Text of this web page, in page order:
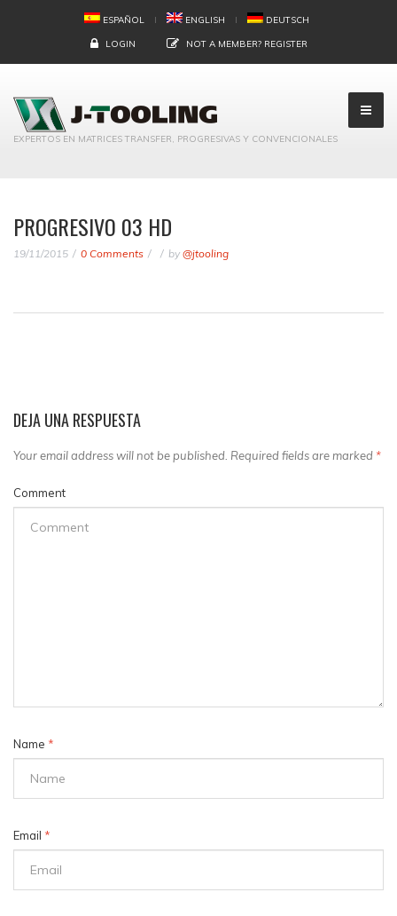
ESPAÑOL ENGLISH DEUTSCH
LOGIN NOT A MEMBER? REGISTER
EXPERTOS EN MATRICES TRANSFER, PROGRESIVAS Y CONVENCIONALES
PROGRESIVO 03 HD
19/11/2015 0 Comments by @jtooling
DEJA UNA RESPUESTA
Your email address will not be published. Required fields are marked *
Comment
Name *
Email *